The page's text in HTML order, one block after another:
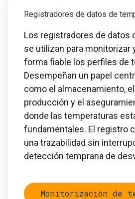
Registradores de datos de
Los registradores de datos
se utilizan para monitorizar
forma fiable los perfiles de
Desempeñan un papel
como el almacenamiento,
producción y el
donde las temperaturas
fundamentales. El registro
una trazabilidad sin
detección temprana de
Monitorización de